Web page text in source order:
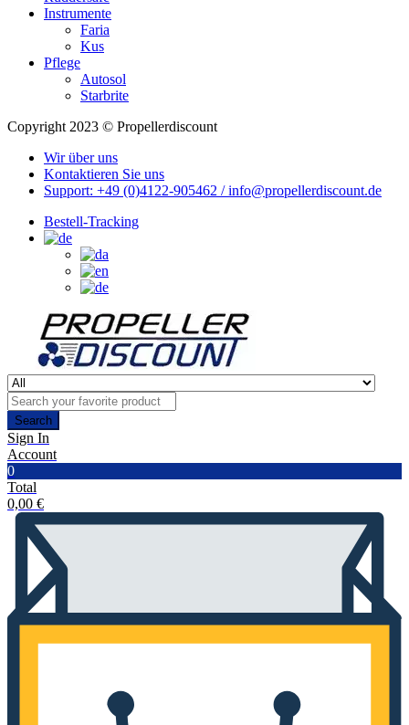
Instrumente
Faria
Kus
Pflege
Autosol
Starbrite
Copyright 2023 © Propellerdiscount
Wir über uns
Kontaktieren Sie uns
Support: +49 (0)4122-905462 / info@propellerdiscount.de
Bestell-Tracking
Search
Sign In
Account
0
Total
0,00 €